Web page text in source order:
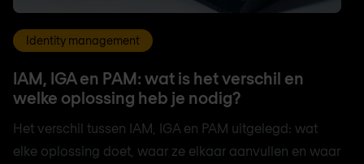
Identity management
IAM, IGA en PAM: wat is het verschil en
welke oplossing heb je nodig?
Het verschil tussen IAM, IGA en PAM uitgelegd: wat
elke oplossing doet, waar ze elkaar aanvullen en waar